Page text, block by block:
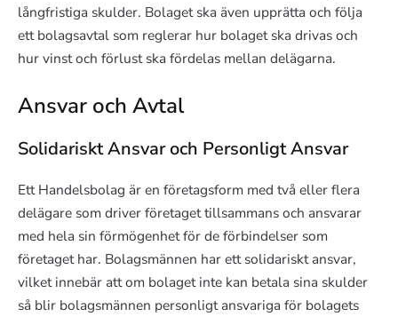
långfristiga skulder. Bolaget ska även upprätta och följa
ett bolagsavtal som reglerar hur bolaget ska drivas och
hur vinst och förlust ska fördelas mellan delägarna.
Ansvar och Avtal
Solidariskt Ansvar och Personligt Ansvar
Ett Handelsbolag är en företagsform med två eller flera
delägare som driver företaget tillsammans och ansvarar
med hela sin förmögenhet för de förbindelser som
företaget har. Bolagsmännen har ett solidariskt ansvar,
vilket innebär att om bolaget inte kan betala sina skulder
så blir bolagsmännen personligt ansvariga för bolagets